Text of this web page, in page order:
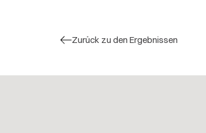
Zurück zu den Ergebnissen